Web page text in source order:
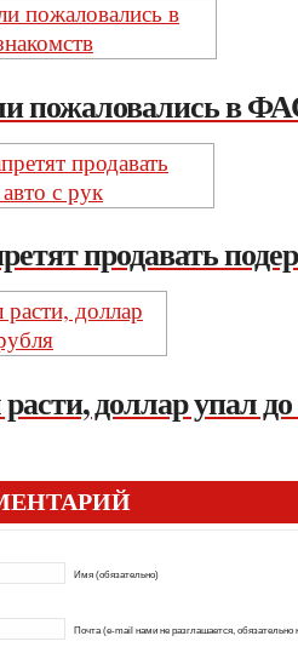
пожаловались в
продавать
доллар упал
Имя (обязательно)
Почта (e-mail нами не разглашается, обязательно